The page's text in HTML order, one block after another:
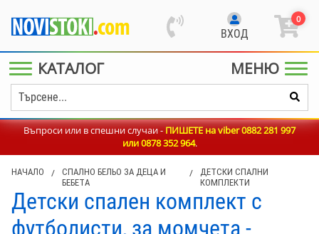
ВХОД
0
КАТАЛОГ МЕНЮ
Въпроси или в спешни случаи -ПИШЕТЕ на viber 0882 281 997
или0878 352 964.
НАЧАЛО /
СПАЛНО БЕЛЬО ЗА ДЕЦА И
БЕБЕТА
/
ДЕТСКИ СПАЛНИ
КОМПЛЕКТИ
Детски спален комплект с
футболисти, за момчета -